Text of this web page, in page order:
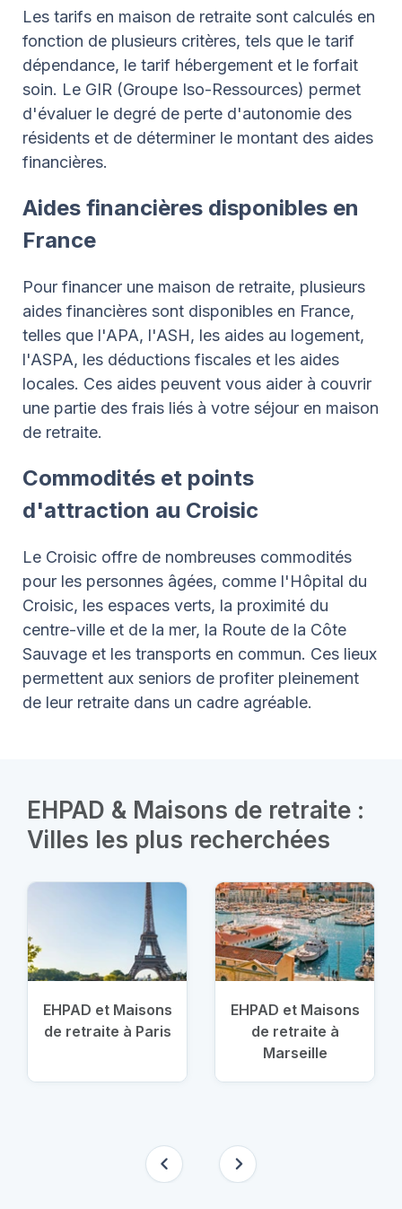
Les tarifs en maison de retraite sont calculés en
fonction de plusieurs critères, tels que le tarif
dépendance, le tarif hébergement et le forfait
soin. Le GIR (Groupe Iso-Ressources) permet
d'évaluer le degré de perte d'autonomie des
résidents et de déterminer le montant des aides
financières.
Aides financières disponibles en
France
Pour financer une maison de retraite, plusieurs
aides financières sont disponibles en France,
telles que l'APA, l'ASH, les aides au logement,
l'ASPA, les déductions fiscales et les aides
locales. Ces aides peuvent vous aider à couvrir
une partie des frais liés à votre séjour en maison
de retraite.
Commodités et points
d'attraction au Croisic
Le Croisic offre de nombreuses commodités
pour les personnes âgées, comme l'Hôpital du
Croisic, les espaces verts, la proximité du
centre-ville et de la mer, la Route de la Côte
Sauvage et les transports en commun. Ces lieux
permettent aux seniors de profiter pleinement
de leur retraite dans un cadre agréable.
EHPAD & Maisons de retraite :
Villes les plus recherchées
EHPAD et Maisons
de retraite à Paris
EHPAD et Maisons
de retraite à
Marseille